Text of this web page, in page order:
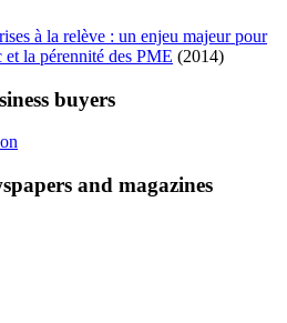
à la relève : un enjeu majeur pour
et la pérennité des PME (2014)
buyers
and magazines